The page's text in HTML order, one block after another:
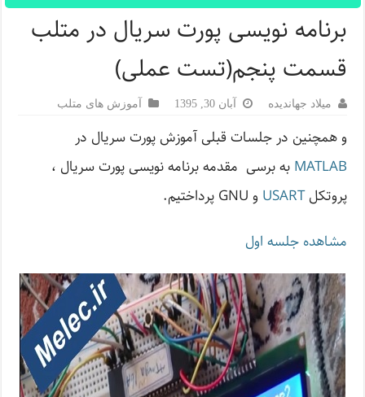
برنامه نویسی پورت سریال در متلب
قسمت پنجم(تست عملی)
میلاد جهاندیده آبان 30, 1395 آموزش های متلب
و همچنین در جلسات قبلی آموزش پورت سریال در
MATLAB به برسی مقدمه برنامه نویسی پورت سریال ،
پروتکلUSART و GNU پرداختیم.
مشاهده جلسه اول